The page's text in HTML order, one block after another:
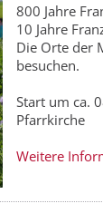
800 Jahre
10 Jahre
Die Orte der
besuchen.
Start um ca.
Pfarrkirche
Weitere